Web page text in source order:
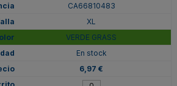
CA66810483
XL
VERDE GRASS
En stock
6,97 €